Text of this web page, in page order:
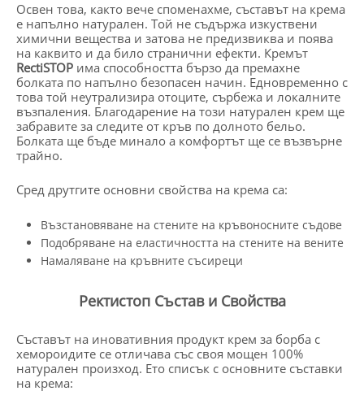
Освен това, както вече споменахме, съставът на крема
е напълно натурален. Той не съдържа изкуствени
химични вещества и затова не предизвиква и поява
на каквито и да било странични ефекти. Кремът
RectiSTOP има способността бързо да премахне
болката по напълно безопасен начин. Едновременно с
това той неутрализира отоците, сърбежа и локалните
възпаления. Благодарение на този натурален крем ще
забравите за следите от кръв по долното бельо.
Болката ще бъде минало а комфортът ще се възвърне
трайно.
Сред друтгите основни свойства на крема са:
Възстановяване на стените на кръвоносните съдове
Подобряване на еластичността на стените на вените
Намаляване на кръвните съсиреци
Ректистоп Състав и Свойства
Съставът на иновативния продукт крем за борба с
хемороидите се отличава със своя мощен 100%
натурален произход. Ето списък с основните съставки
на крема: